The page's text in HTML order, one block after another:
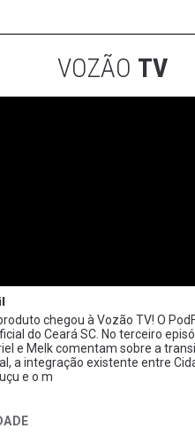
VOZÃO TV
chegou à Vozão TV! O
do Ceará SC. No terceiro
e Melk comentam sobre a
a integração existente entre
e o m